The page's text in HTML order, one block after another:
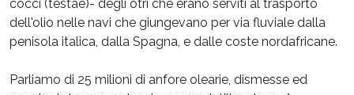
cocci (testae)- degli otri che erano serviti al trasporto
dell'olio nelle navi che giungevano per via fluviale dalla
penisola italica, dalla Spagna, e dalle coste nordafricane.
Parliamo di 25 milioni di anfore olearie, dismesse ed